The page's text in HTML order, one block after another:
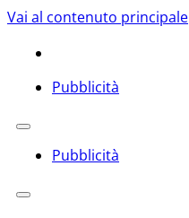
Vai al contenuto principale
Pubblicità
Pubblicità